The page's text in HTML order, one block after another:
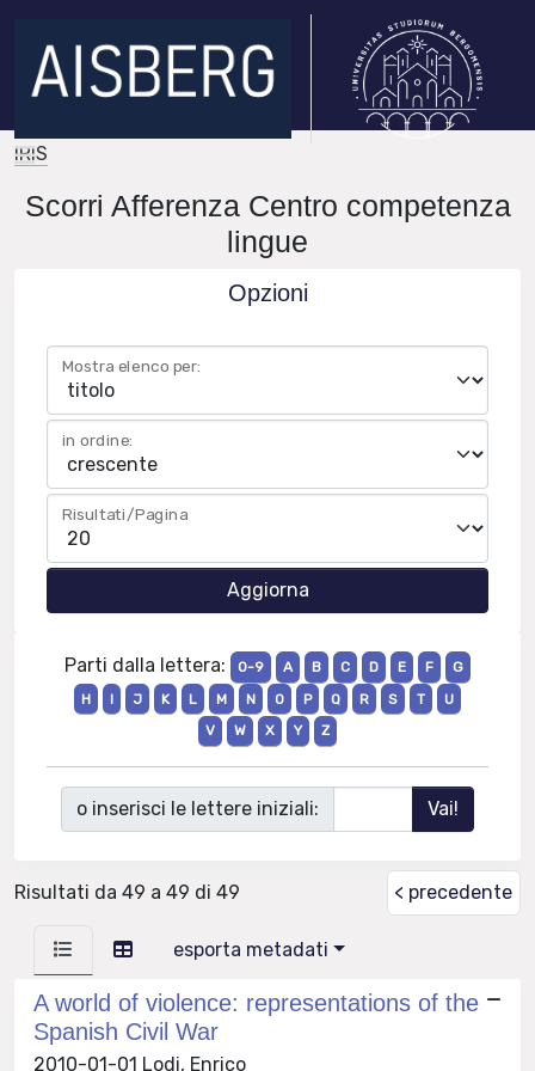
IRIS
Scorri Afferenza Centro competenza
lingue
Opzioni
Mostra elenco per:
in ordine:
Risultati/Pagina
Parti dalla lettera: 0-9 A B C D E F
G
H
I J K L M N O P Q R S T
U
V
W X Y Z
o inserisci le lettere iniziali:
Risultati da 49 a 49 di 49 < precedente
esporta metadati
A world of violence: representations of the
Spanish Civil War
2010-01-01 Lodi, Enrico